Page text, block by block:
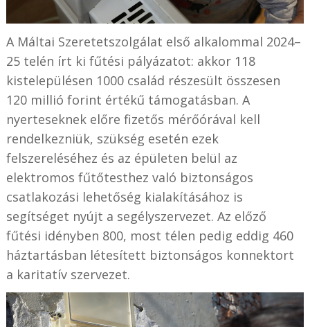
A Máltai Szeretetszolgálat első alkalommal 2024–
25 telén írt ki fűtési pályázatot: akkor 118
kistelepülésen 1000 család részesült összesen
120 millió forint értékű támogatásban. A
nyerteseknek előre fizetős mérőórával kell
rendelkezniük, szükség esetén ezek
felszereléséhez és az épületen belül az
elektromos fűtőtesthez való biztonságos
csatlakozási lehetőség kialakításához is
segítséget nyújt a segélyszervezet. Az előző
fűtési idényben 800, most télen pedig eddig 460
háztartásban létesített biztonságos konnektort
a karitatív szervezet.